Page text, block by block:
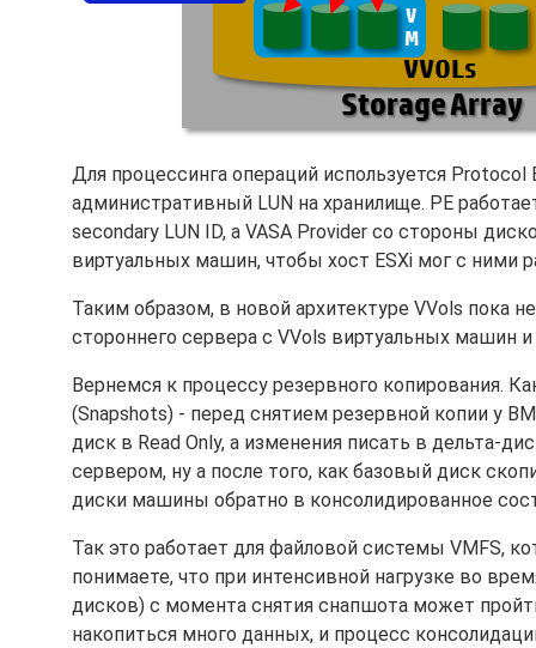
Для процессинга операций используется
административный LUN на хранилище. PE
secondary LUN ID, а VASA Provider со стороны
виртуальных машин, чтобы хост ESXi мог с ними
Таким образом, в новой архитектуре VVols пока
стороннего сервера с VVols виртуальных машин
Вернемся к процессу резервного копирования.
(Snapshots) - перед снятием резервной копии у
диск в Read Only, а изменения писать в дельта-
сервером, ну а после того, как базовый диск
диски машины обратно в консолидированное
Так это работает для файловой системы VMFS,
понимаете, что при интенсивной нагрузке во
дисков) с момента снятия снапшота может
накопиться много данных, и процесс